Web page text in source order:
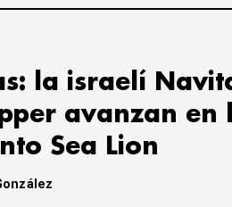
la israelí
avanzan en
Sea Lion